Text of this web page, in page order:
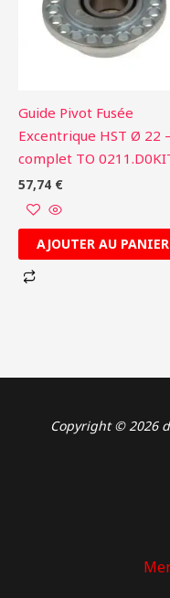
Guide Pivot Fusée
Excentrique HST Ø 22
complet TO
57,74 €
AJOUTER AU PANIER
Copyright © 2026